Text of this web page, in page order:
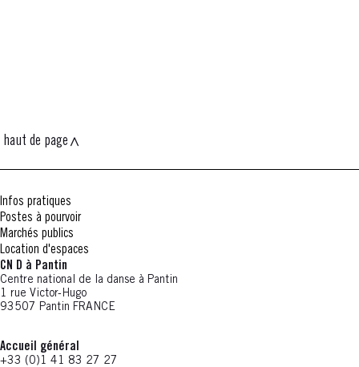
haut de page
Infos pratiques
Postes à pourvoir
Marchés publics
Location d'espaces
CN D à Pantin
Centre national de la danse à Pantin
1 rue Victor-Hugo
93507 Pantin FRANCE
Accueil général
+33 (0)1 41 83 27 27